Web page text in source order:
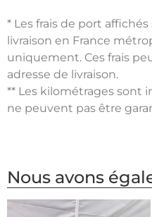
* Les frais de port
livraison en France
uniquement. Ces frais
adresse de livraison.
** Les kilométrages sont
ne peuvent pas être
Nous avons